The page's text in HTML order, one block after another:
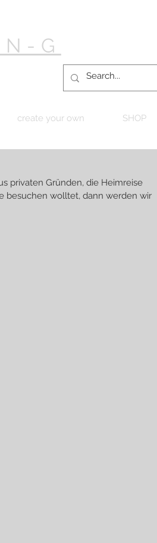
G
create your own SHOP
privaten Gründen, die Heimreise
besuchen wolltet, dann werden wir